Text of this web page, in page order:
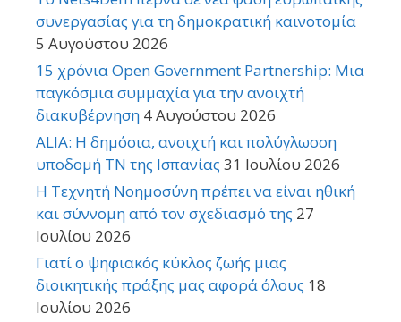
συνεργασίας για τη δημοκρατική καινοτομία
5 Αυγούστου 2026
15 χρόνια Open Government Partnership: Μια
παγκόσμια συμμαχία για την ανοιχτή
διακυβέρνηση 4 Αυγούστου 2026
ALIA: Η δημόσια, ανοιχτή και πολύγλωσση
υποδομή ΤΝ της Ισπανίας 31 Ιουλίου 2026
Η Τεχνητή Νοημοσύνη πρέπει να είναι ηθική
και σύννομη από τον σχεδιασμό της 27
Ιουλίου 2026
Γιατί ο ψηφιακός κύκλος ζωής μιας
διοικητικής πράξης μας αφορά όλους 18
Ιουλίου 2026